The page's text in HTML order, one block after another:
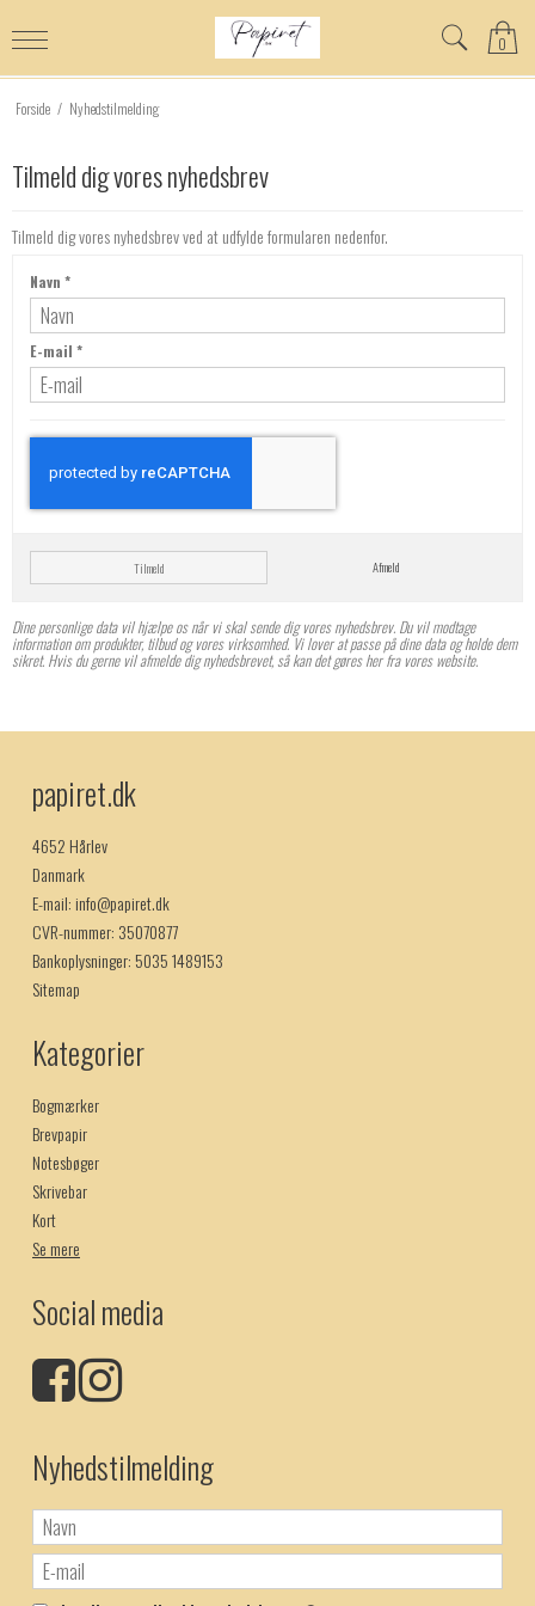
0
Forside / Nyhedstilmelding
Tilmeld dig vores nyhedsbrev
Tilmeld dig vores nyhedsbrev ved at udfylde formularen nedenfor.
Navn *
E-mail *
Tilmeld Afmeld
Dine personlige data vil hjælpe os når vi skal sende dig vores nyhedsbrev. Du vil modtage
information om produkter, tilbud og vores virksomhed. Vi lover at passe på dine data og holde dem
sikret. Hvis du gerne vil afmelde dig nyhedsbrevet, så kan det gøres her fra vores website.
papiret.dk
4652 Hårlev
Danmark
E-mail: info@papiret.dk
CVR-nummer: 35070877
Bankoplysninger: 5035 1489153
Sitemap
Kategorier
Bogmærker
Brevpapir
Notesbøger
Skrivebar
Kort
Se mere
Social media
Nyhedstilmelding